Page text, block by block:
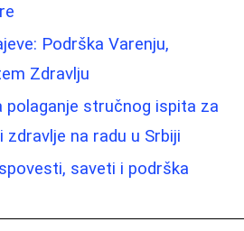
Podrška Varenju,
Zdravlju
polaganje stručnog ispita za
zdravlje na radu u Srbiji
saveti i podrška